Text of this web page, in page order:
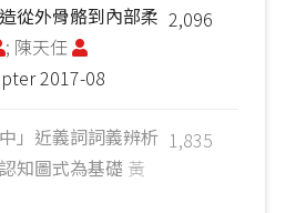
2,096
從外骨骼到內部柔
; 陳天任
2017-08
1,835
」近義詞詞義辨析
知圖式為基礎 黃